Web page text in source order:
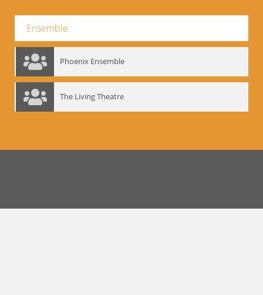
Ensemble
Phoenix Ensemble
The Living Theatre